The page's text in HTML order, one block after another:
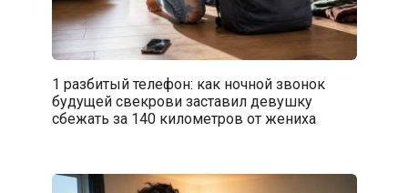
1 разбитый телефон: как ночной звонок
будущей свекрови заставил девушку
сбежать за 140 километров от жениха